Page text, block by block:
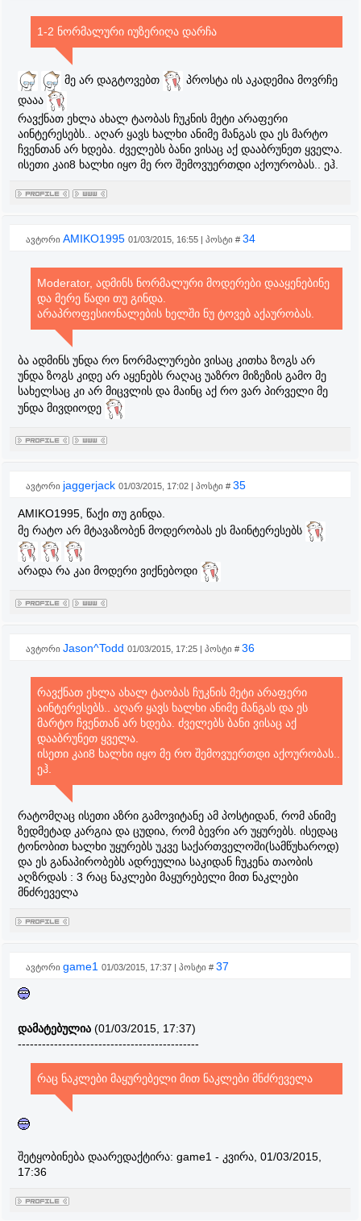
1-2 ნორმალური იუზერიღა დარჩა
მე არ დაგტოვებთ
პროსტა ის აკადემია მოვრჩე
დააა
რავქნათ ეხლა ახალ ტაობას ჩუკნის მეტი არაფერი
აინტერესებს.. აღარ ყავს ხალხი ანიმე მანგას და ეს მარტო
ჩვენთან არ ხდება. ძველებს ბანი ვისაც აქ დააბრუნეთ ყველა.
ისეთი კაი8 ხალხი იყო მე რო შემოვუერთდი აქოურობას.. ეჰ.
ავტორი AMIKO1995 01/03/2015, 16:55 | პოსტი # 34
Moderator, ადმინს ნორმალური მოდერები დააყენებინე
და მერე წადი თუ გინდა.
არაპროფესიონალების ხელში ნუ ტოვებ აქაურობას.
ბა ადმინს უნდა რო ნორმალურები ვისაც კითხა ზოგს არ
უნდა ზოგს კიდე არ აყენებს რაღაც უაზრო მიზეზის გამო მე
სახელსაც კი არ მიცვლის და მაინც აქ რო ვარ პირველი მე
უნდა მივდიოდე
ავტორი jaggerjack 01/03/2015, 17:02 | პოსტი # 35
AMIKO1995, წაქი თუ გინდა.
მე რატო არ მტავაზობენ მოდერობას ეს მაინტერესებს
არადა რა კაი მოდერი ვიქნებოდი
ავტორი Jason^Todd 01/03/2015, 17:25 | პოსტი # 36
რავქნათ ეხლა ახალ ტაობას ჩუკნის მეტი არაფერი
აინტერესებს.. აღარ ყავს ხალხი ანიმე მანგას და ეს
მარტო ჩვენთან არ ხდება. ძველებს ბანი ვისაც აქ
დააბრუნეთ ყველა.
ისეთი კაი8 ხალხი იყო მე რო შემოვუერთდი აქოურობას..
ეჰ.
რატომღაც ისეთი აზრი გამოვიტანე ამ პოსტიდან, რომ ანიმე
ზედმეტად კარგია და ცუდია, რომ ბევრი არ უყურებს. ისედაც
ტონობით ხალხი უყურებს უკვე საქართველოში(სამწუხაროდ)
და ეს განაპირობებს ადრეულია საკიდან ჩუკენა თაობის
აღზრდას : 3 რაც ნაკლები მაყურებელი მით ნაკლები
მნძრეველა
ავტორი game1 01/03/2015, 17:37 | პოსტი # 37
დამატებულია (01/03/2015, 17:37)
---------------------------------------------
რაც ნაკლები მაყურებელი მით ნაკლები მნძრეველა
შეტყობინება დაარედაქტირა: game1 - კვირა, 01/03/2015,
17:36